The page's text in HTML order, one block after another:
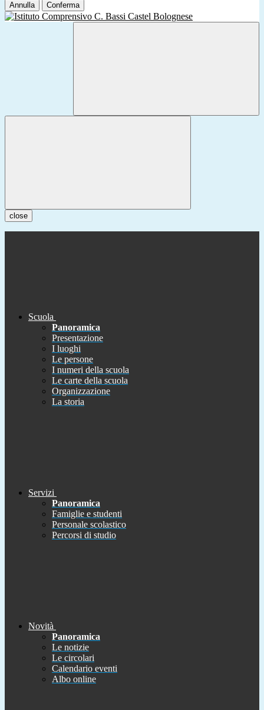
Annulla Conferma
close
Scuola
Panoramica
Presentazione
I luoghi
Le persone
I numeri della scuola
Le carte della scuola
Organizzazione
La storia
Servizi
Panoramica
Famiglie e studenti
Personale scolastico
Percorsi di studio
Novità
Panoramica
Le notizie
Le circolari
Calendario eventi
Albo online